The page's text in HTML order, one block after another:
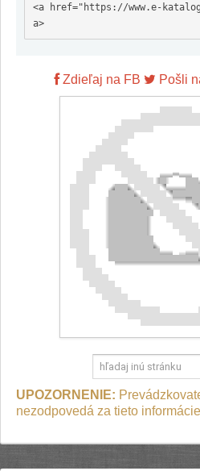
<a href="https://www.e-
a>
Zdieľaj na FB Pošli
UPOZORNENIE:
nezodpovedá za tieto informácie